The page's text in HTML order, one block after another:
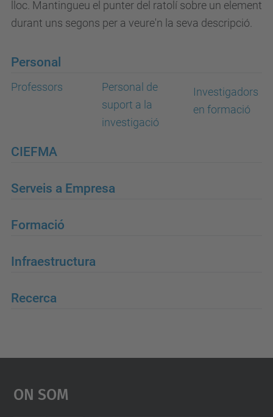
lloc. Mantingueu el punter del ratolí sobre un element
durant uns segons per a veure'n la seva descripció.
Personal
Professors
Personal de
suport a la
investigació
Investigadors
en formació
CIEFMA
Serveis a Empresa
Formació
Infraestructura
Recerca
On Som